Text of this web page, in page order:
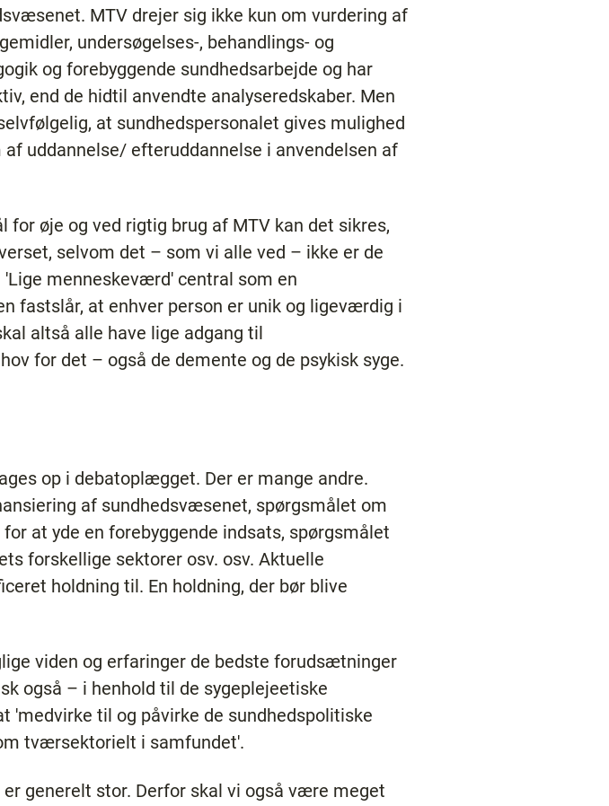
MTV drejer sig ikke kun om vurdering af
undersøgelses-, behandlings- og
og forebyggende sundhedsarbejde og har
end de hidtil anvendte analyseredskaber. Men
at sundhedspersonalet gives mulighed
uddannelse/ efteruddannelse i anvendelsen af
øje og ved rigtig brug af MTV kan det sikres,
selvom det – som vi alle ved – ikke er de
menneskeværd' central som en
fastslår, at enhver person er unik og ligeværdig i
altså alle have lige adgang til
for det – også de demente og de psykisk syge.
op i debatoplægget. Der er mange andre.
af sundhedsvæsenet, spørgsmålet om
at yde en forebyggende indsats, spørgsmålet
forskellige sektorer osv. osv. Aktuelle
holdning til. En holdning, der bør blive
viden og erfaringer de bedste forudsætninger
også – i henhold til de sygeplejeetiske
'medvirke til og påvirke de sundhedspolitiske
tværsektorielt i samfundet'.
generelt stor. Derfor skal vi også være meget